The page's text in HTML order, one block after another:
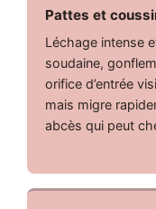
Pattes et
Léchage intense
soudaine,
orifice d’entrée
mais migre
abcès qui peut